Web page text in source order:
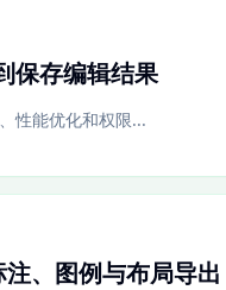
保存编辑结果
性能优化和权限...
、图例与布局导出